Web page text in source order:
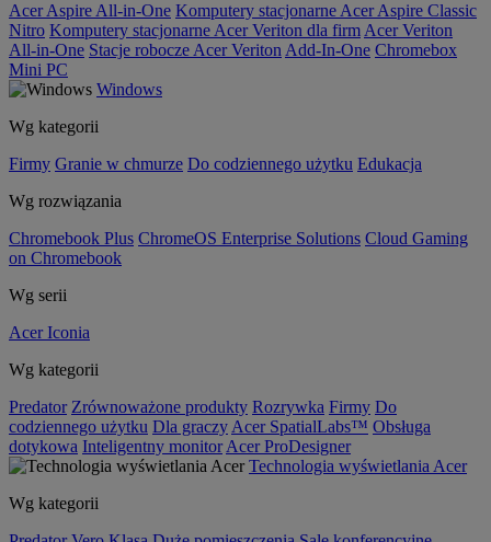
Acer Aspire All-in-One Komputery stacjonarne Acer Aspire Classic
Nitro Komputery stacjonarne Acer Veriton dla firm Acer Veriton
All-in-One Stacje robocze Acer Veriton Add-In-One Chromebox
Mini PC
Windows
Wg kategorii
Firmy Granie w chmurze Do codziennego użytku Edukacja
Wg rozwiązania
Chromebook Plus ChromeOS Enterprise Solutions Cloud Gaming
on Chromebook
Wg serii
Acer Iconia
Wg kategorii
Predator Zrównoważone produkty Rozrywka Firmy Do
codziennego użytku Dla graczy Acer SpatialLabs™ Obsługa
dotykowa Inteligentny monitor Acer ProDesigner
Technologia wyświetlania Acer
Wg kategorii